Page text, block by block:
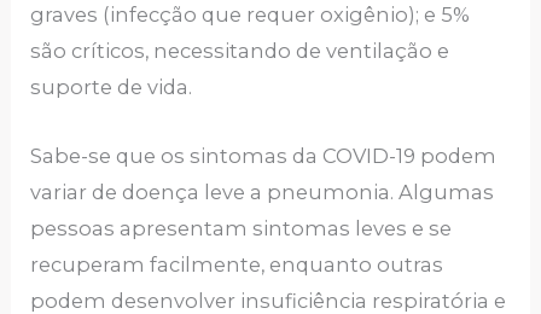
graves (infecção que requer oxigênio); e 5%
são críticos, necessitando de ventilação e
suporte de vida.
Sabe-se que os sintomas da COVID-19 podem
variar de doença leve a pneumonia. Algumas
pessoas apresentam sintomas leves e se
recuperam facilmente, enquanto outras
podem desenvolver insuficiência respiratória e